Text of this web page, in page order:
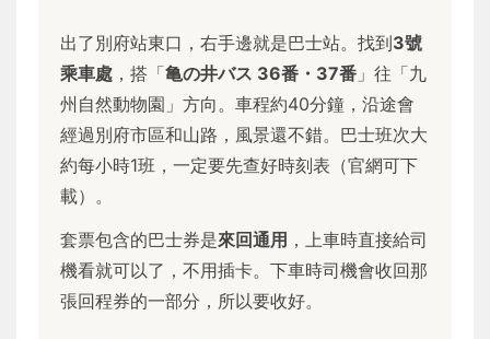
出了別府站東口，右手邊就是巴士站。找到3號
乘車處 ，搭「亀の井バス 36番・37番 」往「九
州自然動物園」方向。車程約40分鐘，沿途會
經過別府市區和山路，風景還不錯。巴士班次大
約每小時1班，一定要先查好時刻表（官網可下
載）。
套票包含的巴士券是來回通用 ，上車時直接給司
機看就可以了，不用插卡。下車時司機會收回那
張回程券的一部分，所以要收好。